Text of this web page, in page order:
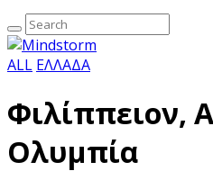
ALL ΕΛΛΑΔΑ
Φιλίππειον,
Ολυμπία